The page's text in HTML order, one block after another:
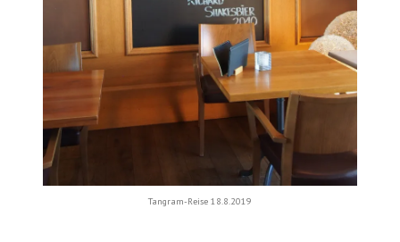
Tangram-Reise 18.8.2019